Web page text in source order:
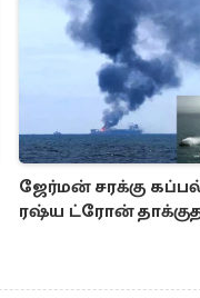
ஜேர்மன் சரக்கு
ரஷ்ய ட்ரோன்